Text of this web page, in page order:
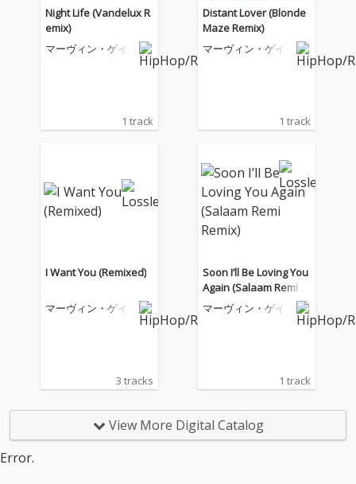
Night Life (Vandelux R
emix)
マーヴィン・ゲイ
1 track
Distant Lover (Blonde
Maze Remix)
マーヴィン・ゲイ
1 track
I Want You (Remixed)
マーヴィン・ゲイ
3 tracks
Soon I’ll Be Loving You
Again (Salaam Remi R
emix)
マーヴィン・ゲイ
1 track
View More Digital Catalog
Error.